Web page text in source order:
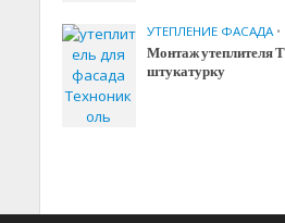
УТЕПЛЕНИЕ ФАСАДА •
Монтаж утеплителя
штукатурку